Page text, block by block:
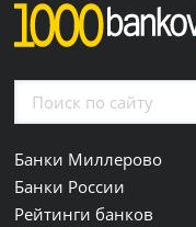
Банки Миллерово
Банки России
Рейтинги банков